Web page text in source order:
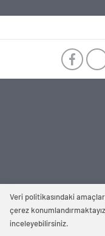
Veri politikasındaki
çerez
inceleyebilirsiniz.